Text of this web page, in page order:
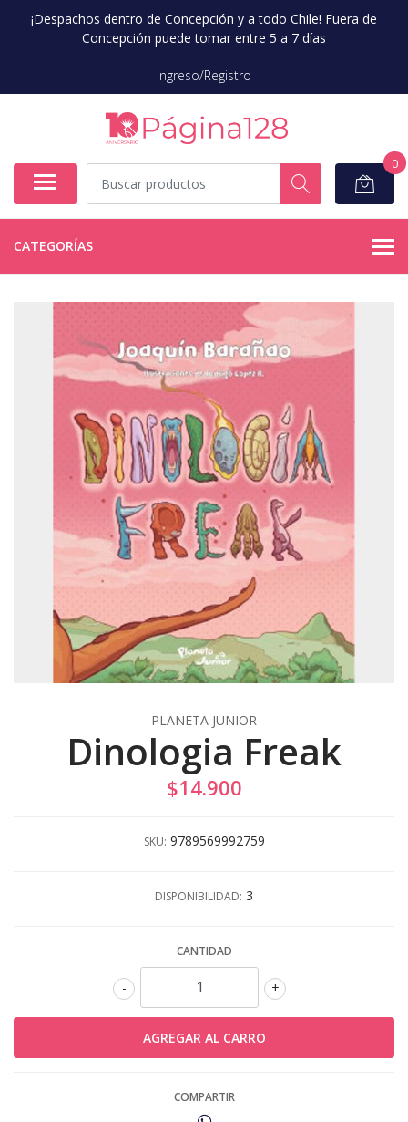
¡Despachos dentro de Concepción y a todo Chile! Fuera de
Concepción puede tomar entre 5 a 7 días
Ingreso/Registro
0
CATEGORÍAS
PLANETA JUNIOR
Dinologia Freak
$14.900
SKU: 9789569992759
DISPONIBILIDAD: 3
CANTIDAD
+
-
COMPARTIR